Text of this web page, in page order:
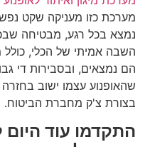
מערכת כזו מעניקה שקט
נמצא בכל רגע, מבטיחה
השבה אמיתי של הכלי,
הם נמצאים, ובסבירות די
שהאופנוע עצמו ישוב בחזרה
בצורת צ'ק מחברת הביטוח.
התקדמו עוד היום